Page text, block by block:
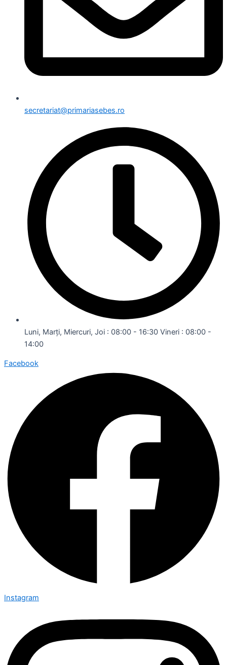
secretariat@primariasebes.ro
Luni, Marți, Miercuri, Joi : 08:00 - 16:30 Vineri : 08:00 -
14:00
Facebook
Instagram